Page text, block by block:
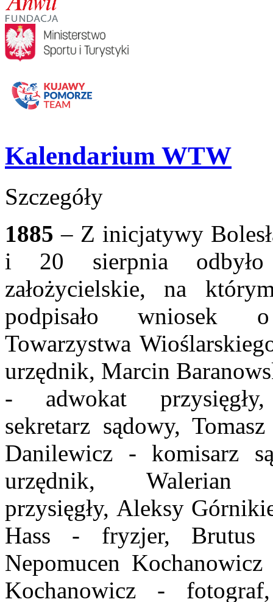
Kalendarium WTW
Szczegóły
1885 – Z inicjatywy
i 20 sierpnia
założycielskie, na
podpisało wniosek o
Towarzystwa
urzędnik, Marcin
- adwokat
sekretarz sądowy,
Danilewicz - komisarz
urzędnik,
przysięgły, Aleksy
Hass - fryzjer, Brutus
Nepomucen
Kochanowicz -